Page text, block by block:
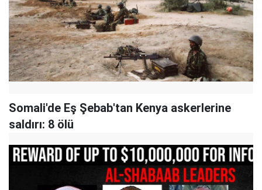
Somali'de Eş Şebab'tan Kenya askerlerine
saldırı: 8 ölü